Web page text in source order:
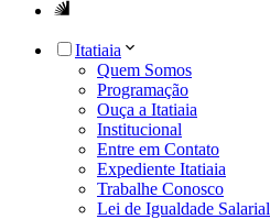
Itatiaia
Quem Somos
Programação
Ouça a Itatiaia
Institucional
Entre em Contato
Expediente Itatiaia
Trabalhe Conosco
Lei de Igualdade Salarial